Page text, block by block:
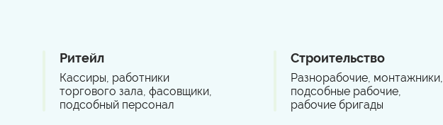
Ритейл
Кассиры, работники
торгового зала, фасовщики,
подсобный персонал
Строительство
Разнорабочие, монтажники,
подсобные рабочие,
рабочие бригады